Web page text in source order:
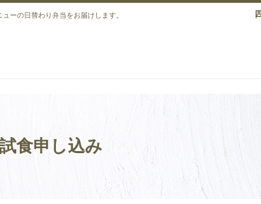
ーの日替わり弁当をお届けします。
試食申し込み